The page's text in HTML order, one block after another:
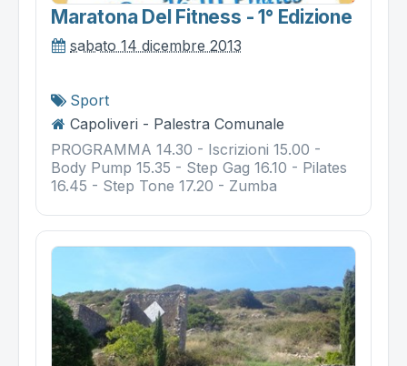
Maratona Del Fitness - 1° Edizione
sabato 14 dicembre 2013
Sport
Capoliveri - Palestra Comunale
PROGRAMMA 14.30 - Iscrizioni 15.00 -
Body Pump 15.35 - Step Gag 16.10 - Pilates
16.45 - Step Tone 17.20 - Zumba